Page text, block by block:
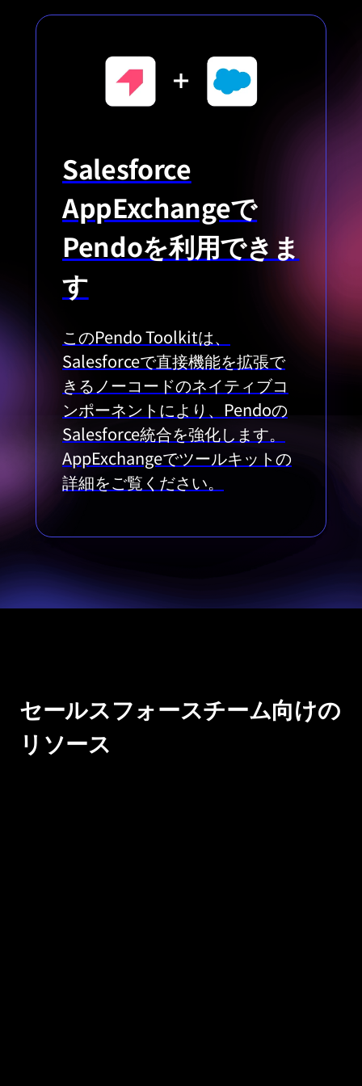
Salesforce
AppExchangeで
Pendoを利用できま
す
このPendo Toolkitは、
Salesforceで直接機能を拡張で
きるノーコードのネイティブコ
ンポーネントにより、Pendoの
Salesforce統合を強化します。
AppExchangeでツールキットの
詳細をご覧ください。
セールスフォースチーム向けの
リソース